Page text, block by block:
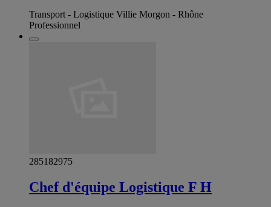
Transport - Logistique Villie Morgon - Rhône
Professionnel
285182975
Chef d'équipe Logistique F H